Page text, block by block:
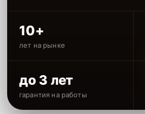
10+
лет на рынке
до 3 лет
гарантия на работы